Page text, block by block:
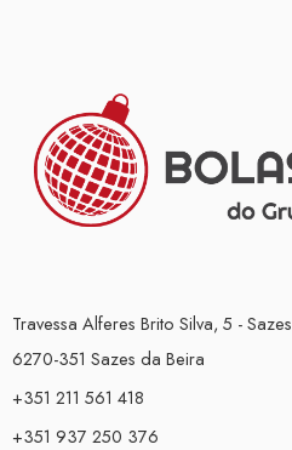
Travessa Alferes Brito Silva, 5 - Sazes
6270-351 Sazes da Beira
+351 211 561 418
+351 937 250 376